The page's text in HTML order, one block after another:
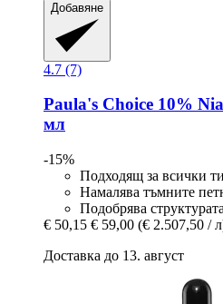
Добавяне
4.7 (7)
Paula's Choice 10%
мл
-15%
Подходящ за всички
Намалява тъмните
Подобрява
€ 50,15 € 59,00 (€ 2.507,50 /
Доставка до 13. август